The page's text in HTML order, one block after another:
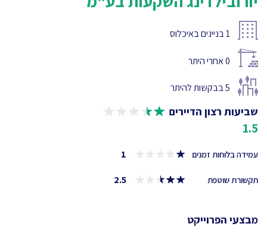
1בניינים באיכלוס
0אחרי היתר
5בבקשות להיתר
שביעות רצון הדיירים
1.5
עמידה בלוחות זמנים 1
תקשורת שוטפת 2.5
מבצעי הפרוייקט